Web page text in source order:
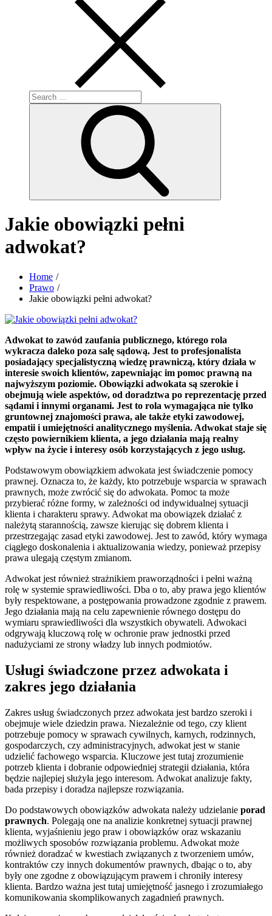
Search
for:
Jakie obowiązki pełni
adwokat?
Home
Prawo
Jakie obowiązki pełni adwokat?
Adwokat to zawód zaufania publicznego, którego rola
wykracza daleko poza salę sądową. Jest to profesjonalista
posiadający specjalistyczną wiedzę prawniczą, który działa w
interesie swoich klientów, zapewniając im pomoc prawną na
najwyższym poziomie. Obowiązki adwokata są szerokie i
obejmują wiele aspektów, od doradztwa po reprezentację przed
sądami i innymi organami. Jest to rola wymagająca nie tylko
gruntownej znajomości prawa, ale także etyki zawodowej,
empatii i umiejętności analitycznego myślenia. Adwokat staje się
często powiernikiem klienta, a jego działania mają realny
wpływ na życie i interesy osób korzystających z jego usług.
Podstawowym obowiązkiem adwokata jest świadczenie pomocy
prawnej. Oznacza to, że każdy, kto potrzebuje wsparcia w sprawach
prawnych, może zwrócić się do adwokata. Pomoc ta może
przybierać różne formy, w zależności od indywidualnej sytuacji
klienta i charakteru sprawy. Adwokat ma obowiązek działać z
należytą starannością, zawsze kierując się dobrem klienta i
przestrzegając zasad etyki zawodowej. Jest to zawód, który wymaga
ciągłego doskonalenia i aktualizowania wiedzy, ponieważ przepisy
prawa ulegają częstym zmianom.
Adwokat jest również strażnikiem praworządności i pełni ważną
rolę w systemie sprawiedliwości. Dba o to, aby prawa jego klientów
były respektowane, a postępowania prowadzone zgodnie z prawem.
Jego działania mają na celu zapewnienie równego dostępu do
wymiaru sprawiedliwości dla wszystkich obywateli. Adwokaci
odgrywają kluczową rolę w ochronie praw jednostki przed
nadużyciami ze strony władzy lub innych podmiotów.
Usługi świadczone przez adwokata i
zakres jego działania
Zakres usług świadczonych przez adwokata jest bardzo szeroki i
obejmuje wiele dziedzin prawa. Niezależnie od tego, czy klient
potrzebuje pomocy w sprawach cywilnych, karnych, rodzinnych,
gospodarczych, czy administracyjnych, adwokat jest w stanie
udzielić fachowego wsparcia. Kluczowe jest tutaj zrozumienie
potrzeb klienta i dobranie odpowiedniej strategii działania, która
będzie najlepiej służyła jego interesom. Adwokat analizuje fakty,
bada przepisy i doradza najlepsze rozwiązania.
Do podstawowych obowiązków adwokata należy udzielanie porad
prawnych. Polegają one na analizie konkretnej sytuacji prawnej
klienta, wyjaśnieniu jego praw i obowiązków oraz wskazaniu
możliwych sposobów rozwiązania problemu. Adwokat może
również doradzać w kwestiach związanych z tworzeniem umów,
kontraktów czy innych dokumentów prawnych, dbając o to, aby
były one zgodne z obowiązującym prawem i chroniły interesy
klienta. Bardzo ważna jest tutaj umiejętność jasnego i zrozumiałego
komunikowania skomplikowanych zagadnień prawnych.